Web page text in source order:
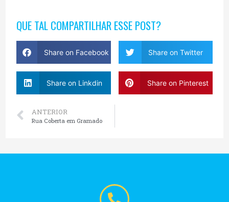
QUE TAL COMPARTILHAR ESSE POST?
Share on Facebook Share on Twitter
Share on Linkdin Share on Pinterest
ANTERIOR
Rua Coberta em Gramado